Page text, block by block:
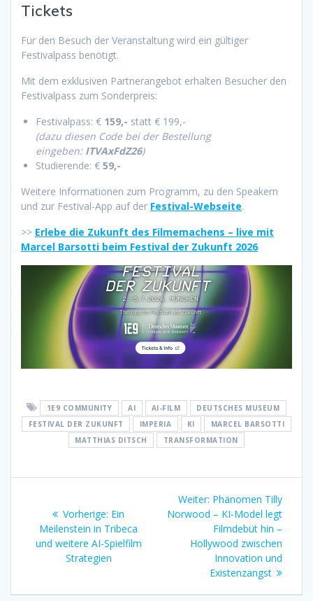
Tickets
Für den Besuch der Veranstaltung wird ein gültiger
Festivalpass benötigt.
Mit dem exklusiven Partnerangebot erhalten Besucher den
Festivalpass zum Sonderpreis:
Festivalpass: € 159,- statt € 199,-
(dazu diesen Code bei der Bestellung
eingeben: ITVAxFdZ26)
Studierende: € 59,-
Weitere Informationen zum Programm, zu den Speakern
und zur Festival-App auf der Festival-Webseite.
>> Erlebe die Zukunft des Filmemachens – live mit
Marcel Barsotti beim Festival der Zukunft 2026
1E9 COMMUNITY AI AI-FILM
DEUTSCHES MUSEUM
FESTIVAL DER ZUKUNFT
IMPERIA KI
MARCEL BARSOTTI
MATTHIAS DITSCH
TRANSFORMATION
Beitragsnavigation
Vorherige: Vorheriger
Beitrag:
Ein
Meilenstein in Tribeca
und weitere AI-Spielfilm
Strategien
Weiter: Nächster
Beitrag:
Phänomen Tilly
Norwood – KI-Model legt
Filmdebüt hin –
Hollywood zwischen
Innovation und
Existenzangst